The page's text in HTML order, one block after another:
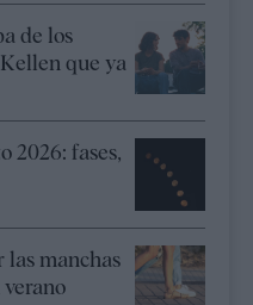
de los
que ya
2026: fases,
las manchas
verano